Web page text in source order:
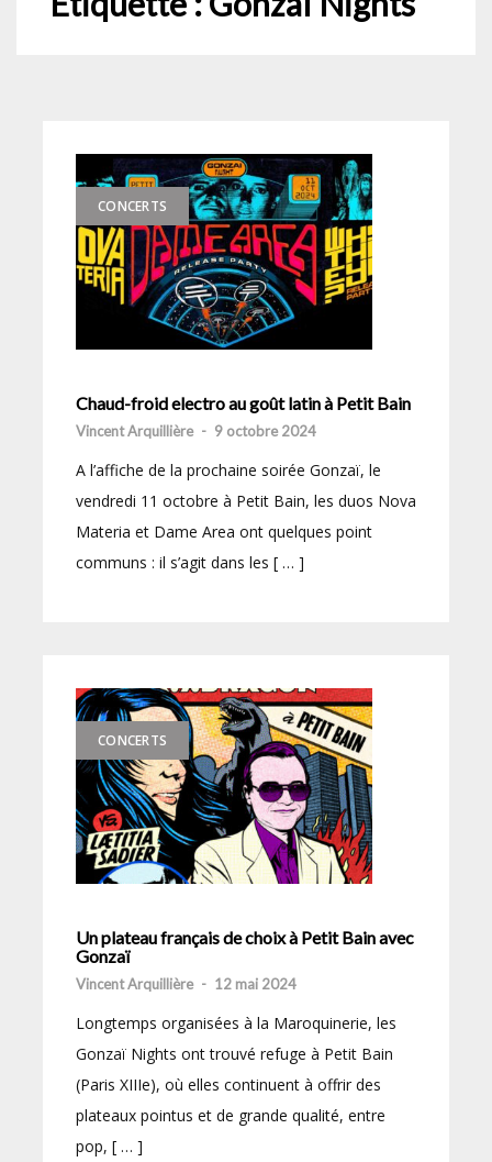
CONCERTS
Chaud-froid electro au goût latin à Petit Bain
Vincent Arquillière - 9 octobre 2024
A l’affiche de la prochaine soirée Gonzaï, le
vendredi 11 octobre à Petit Bain, les duos Nova
Materia et Dame Area ont quelques point
communs : il s’agit dans les [ … ]
CONCERTS
Un plateau français de choix à Petit Bain avec
Gonzaï
Vincent Arquillière - 12 mai 2024
Longtemps organisées à la Maroquinerie, les
Gonzaï Nights ont trouvé refuge à Petit Bain
(Paris XIIIe), où elles continuent à offrir des
plateaux pointus et de grande qualité, entre
pop, [ … ]